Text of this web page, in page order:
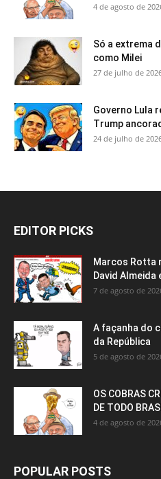
4 de agosto de
Só a extrema
como Milei
27 de julho de
Governo Lula
Trump
24 de julho de
EDITOR PICKS
Marcos Rotta
David Almeida
7 de agosto de
A façanha do
da República
5 de agosto de
OS COBRAS
DE TODO
4 de agosto de
POPULAR POSTS